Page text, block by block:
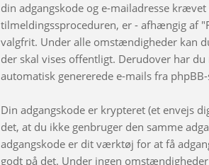
din adgangskode og e-mailadresse
tilmeldingssproceduren, er - afhængig af
valgfrit. Under alle omstændigheder kan
der skal vises offentligt. Derudover har
automatisk genererede e-mails fra
Din adgangskode er krypteret (et envejs
det, at du ikke genbruger den samme
adgangskode er dit værktøj for at få
godt på det. Under ingen